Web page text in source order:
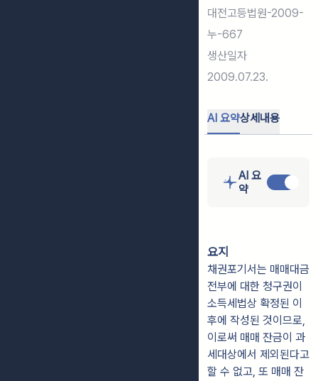
대전고등법원-2009-
누-667
생산일자
2009.07.23.
AI 요약상세내용
AI 요
약
요지
채권포기서는 매매대금
전부에 대한 청구권이
소득세법상 확정된 이
후에 작성된 것이므로,
이로써 매매 잔금이 과
세대상에서 제외된다고
할 수 없고, 또 매매 잔